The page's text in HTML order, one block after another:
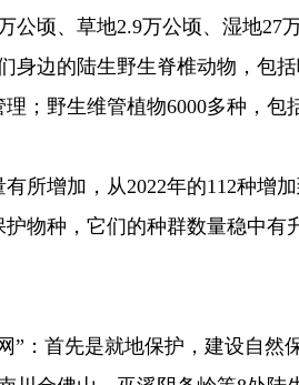
公顷、草地2.9万公顷、湿地27
身边的陆生野生脊椎动物，包
；野生维管植物6000多种，
所增加，从2022年的112种增
物种，它们的种群数量稳中有
”：首先是就地保护，建设自然